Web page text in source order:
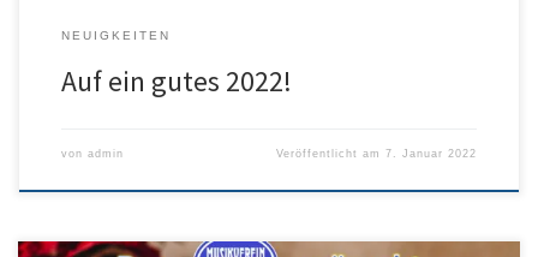
NEUIGKEITEN
Auf ein gutes 2022!
von admin Veröffentlicht am7. Januar 2022